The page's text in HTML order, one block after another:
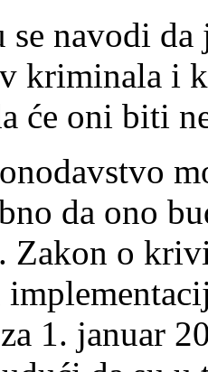
se navodi
kriminala i
će oni biti
da ono
Zakon o
1. januar